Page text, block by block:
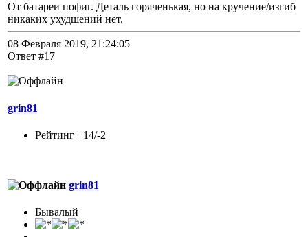
От батареи пофиг. Деталь горяченькая, но на кручение/изгиб
никаких ухудшений нет.
08 Февраля 2019, 21:24:05
Ответ #17
grin81
Рейтинг +14/-2
grin81
Бывалый